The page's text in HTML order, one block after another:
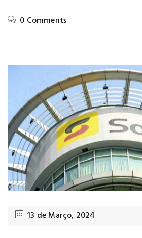
0 Comments
13 de Março, 2024